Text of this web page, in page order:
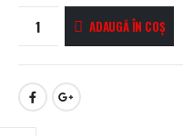
ADAUGĂ ÎN COȘ